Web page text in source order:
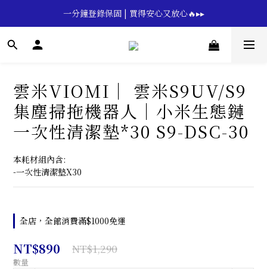
🔥💪My Superdad😍｜全館領券享9折｜立即領券 →
一分鐘登錄保固 | 買得安心又放心🔥▸▸
🔥💪My Superdad😍｜全館領券享9折｜立即領券 →
雲米VIOMI｜ 雲米S9UV/S9
集塵掃拖機器人｜小米生態鏈
一次性清潔墊*30 S9-DSC-30
本耗材組內含:
-一次性清潔墊X30
全店，全館消費滿$1000免運
NT$890 NT$1,290
數量